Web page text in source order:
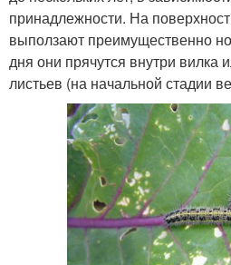
принадлежности. На
выползают преимущественно
дня они прячутся внутри вилка
листьев (на начальной стадии